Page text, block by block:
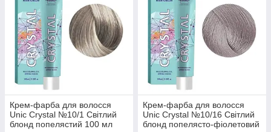
Крем-фарба для волосся
Unic Crystal №10/1 Світлий
блонд попелястий 100 мл
Крем-фарба для волосся
Unic Crystal №10/16 Світлий
блонд попелясто-фіолетовий